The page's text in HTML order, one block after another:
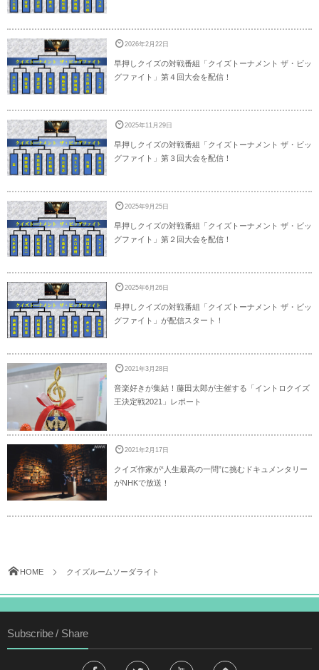
2026年2月22日
早押しクイズの対戦番組「クイズトーナメント ザ・ビッ
グファイト」第４回大会を配信！
2025年11月29日
早押しクイズの対戦番組「クイズトーナメント ザ・ビッ
グファイト」第３回大会を配信！
2025年9月25日
早押しクイズの対戦番組「クイズトーナメント ザ・ビッ
グファイト」第２回大会を配信！
2025年6月26日
早押しクイズの対戦番組「クイズトーナメント ザ・ビッ
グファイト」が配信スタート！
2021年3月28日
音楽好きが集結！藤田太郎が主催する「イントロクイズ
王決定戦2021」レポート
2021年2月17日
クイズ作家が“人生最高の一問”に挑むドキュメンタリー
がNHKで放送！
HOME クイズルームソーダライト
Subscribe / Share